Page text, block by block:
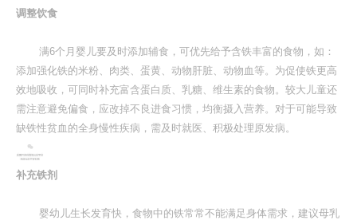
调整饮食
满6个月婴儿要及时添加辅食，可优先给予含铁丰富的食物，如：
添加强化铁的米粉、肉类、蛋黄、动物肝脏、动物血等。为促使铁更高
效地吸收，可同时补充富含蛋白质、乳糖、维生素的食物。较大儿童还
需注意避免偏食，应改掉不良进食习惯，均衡摄入营养。对于可能导致
缺铁性贫血的全身慢性疾病，需及时就医、积极处理原发病。
补充铁剂
婴幼儿生长发育快，食物中的铁常常不能满足身体需求，建议母乳